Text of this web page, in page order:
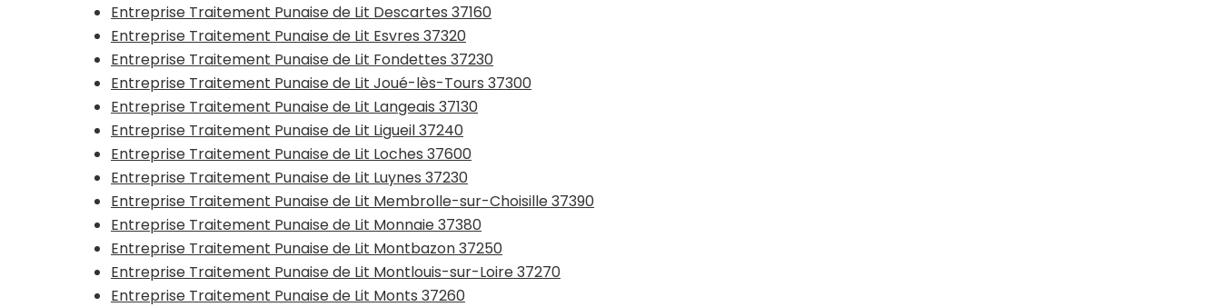
Entreprise Traitement Punaise de Lit Descartes 37160
Entreprise Traitement Punaise de Lit Esvres 37320
Entreprise Traitement Punaise de Lit Fondettes 37230
Entreprise Traitement Punaise de Lit Joué-lès-Tours 37300
Entreprise Traitement Punaise de Lit Langeais 37130
Entreprise Traitement Punaise de Lit Ligueil 37240
Entreprise Traitement Punaise de Lit Loches 37600
Entreprise Traitement Punaise de Lit Luynes 37230
Entreprise Traitement Punaise de Lit Membrolle-sur-Choisille 37390
Entreprise Traitement Punaise de Lit Monnaie 37380
Entreprise Traitement Punaise de Lit Montbazon 37250
Entreprise Traitement Punaise de Lit Montlouis-sur-Loire 37270
Entreprise Traitement Punaise de Lit Monts 37260